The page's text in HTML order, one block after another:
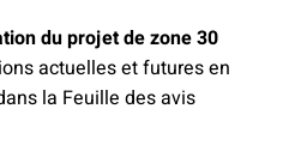
du projet de zone 30
actuelles et futures en
la Feuille des avis